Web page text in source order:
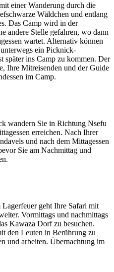
einer Wanderung durch die
Wäldchen und entlang
Das Camp wird in der
andere Stelle gefahren, wo dann
wartet. Alternativ können
ein Picknick-
später ins Camp zu kommen. Der
Ihre Mitreisenden und der Guide
im Camp.
wandern Sie in Richtung Nsefu
erreichen. Nach Ihrer
und nach dem Mittagessen
Sie am Nachmittag und
geht Ihre Safari mit
Vormittags und nachmittags
Kawaza Dorf zu besuchen.
den Leuten in Berührung zu
und arbeiten. Übernachtung im